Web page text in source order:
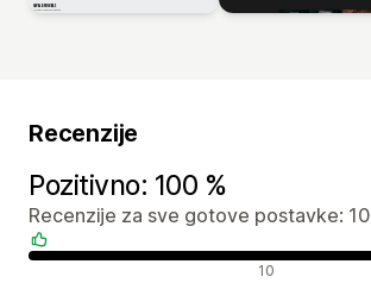
Recenzije
Pozitivno: 100 %
Recenzije za sve gotove postavke: 10
Pozitivne recenzije 10